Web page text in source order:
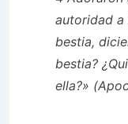
autoridad a
bestia,
bestia?
ella?»